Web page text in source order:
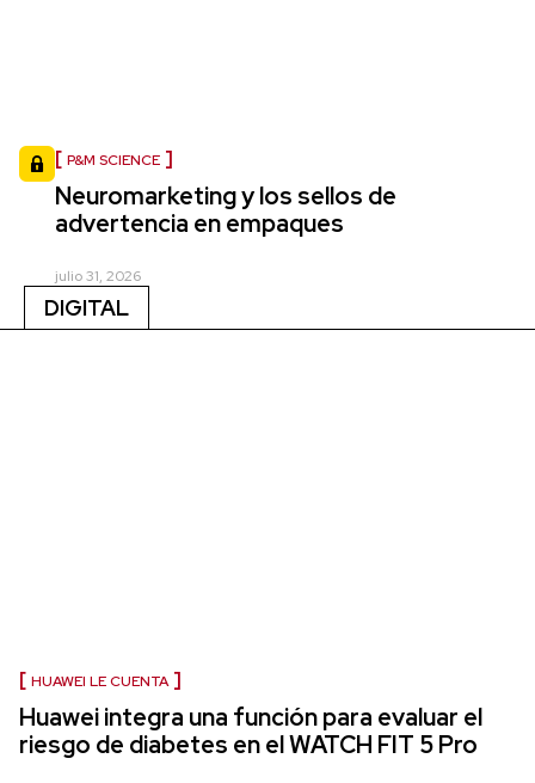
P&M SCIENCE
Neuromarketing y los sellos de
advertencia en empaques
julio 31, 2026
DIGITAL
HUAWEI LE CUENTA
Huawei integra una función para evaluar el
riesgo de diabetes en el WATCH FIT 5 Pro